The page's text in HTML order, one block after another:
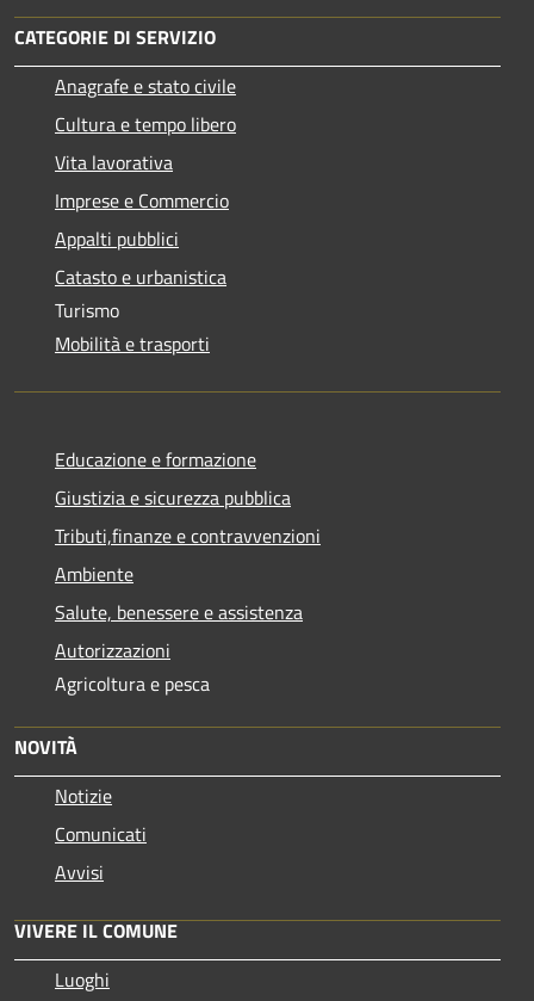
CATEGORIE DI SERVIZIO
Anagrafe e stato civile
Cultura e tempo libero
Vita lavorativa
Imprese e Commercio
Appalti pubblici
Catasto e urbanistica
Turismo
Mobilità e trasporti
Educazione e formazione
Giustizia e sicurezza pubblica
Tributi,finanze e contravvenzioni
Ambiente
Salute, benessere e assistenza
Autorizzazioni
Agricoltura e pesca
NOVITÀ
Notizie
Comunicati
Avvisi
VIVERE IL COMUNE
Luoghi